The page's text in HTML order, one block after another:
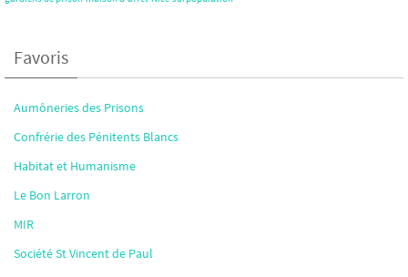
Favoris
Aumôneries des Prisons
Confrérie des Pénitents Blancs
Habitat et Humanisme
Le Bon Larron
MIR
Société St Vincent de Paul